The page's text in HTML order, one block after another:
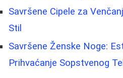
Savršene Cipele za
Stil
Savršene Ženske Noge:
Prihvaćanje Sopstvenog